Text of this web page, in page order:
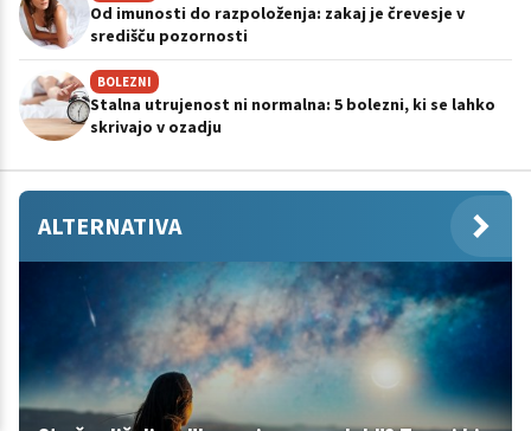
Od imunosti do razpoloženja: zakaj je črevesje v
središču pozornosti
BOLEZNI
Stalna utrujenost ni normalna: 5 bolezni, ki se lahko
skrivajo v ozadju
ALTERNATIVA